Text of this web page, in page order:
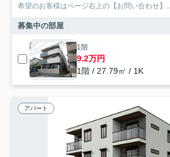
希望のお客様はページ右上の【お問い合わせ】...
募集中の部屋
1階
9.2万円
1階 / 27.79㎡ / 1K
アパート